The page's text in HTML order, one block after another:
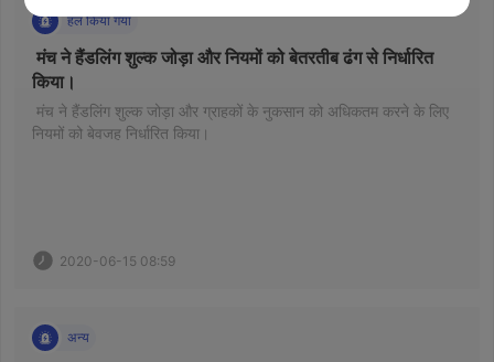
हल किया गया
मंच ने हैंडलिंग शुल्क जोड़ा और नियमों को बेतरतीब ढंग से निर्धारित
मंच ने हैंडलिंग शुल्क जोड़ा और ग्राहकों के नुकसान को अधिकतम करने के लिए
2020-06-15 08:59
अन्य